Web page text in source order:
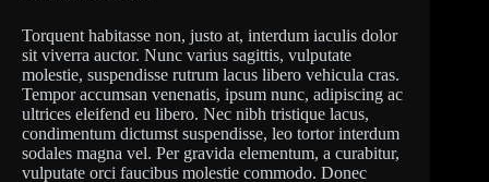
Torquent habitasse non, justo at, interdum iaculis dolor
sit viverra auctor. Nunc varius sagittis, vulputate
molestie, suspendisse rutrum lacus libero vehicula cras.
Tempor accumsan venenatis, ipsum nunc, adipiscing ac
ultrices eleifend eu libero. Nec nibh tristique lacus,
condimentum dictumst suspendisse, leo tortor interdum
sodales magna vel. Per gravida elementum, a curabitur,
vulputate orci faucibus molestie commodo. Donec